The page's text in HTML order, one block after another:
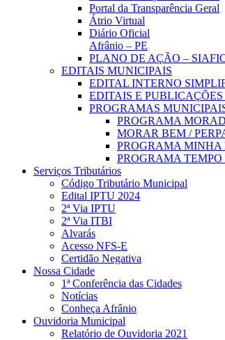
Portal da Transparência Geral
Átrio Virtual
Diário Oficial
Afrânio – PE
PLANO DE AÇÃO –
EDITAIS MUNICIPAIS
EDITAL INTERNO
EDITAIS E
PROGRAMAS
PROGRAMA
MORAR BEM /
PROGRAMA MINHA
PROGRAMA TEMPO
Serviços Tributários
Código Tributário Municipal
Edital IPTU 2024
2ª Via IPTU
2ª Via ITBI
Alvarás
Acesso NFS-E
Certidão Negativa
Nossa Cidade
1ª Conferência das Cidades
Notícias
Conheça Afrânio
Ouvidoria Municipal
Relatório de Ouvidoria 2021